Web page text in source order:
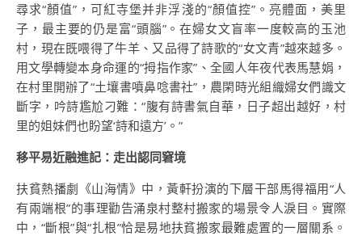
尋求“顏值”，可紅寺堡并非浮淺的“顏值控”。亮體面，美里
子，最主要的仍是富“頭腦”。在婦女文盲率一度較高的玉池
村，現在既喂得了牛羊、又品得了詩歌的“女文青”越來越多。
用文學轉變本身命運的“拇指作家”、全國人年夜代表馬慧娟，
在村里開辦了“土壤書噴鼻唸書社”，農閑時光組織婦女們識文
斷字，吟詩尷尬刁難：“腹有詩書氣自華，日子超出越好，村
里的姐妹們也盼望‘詩和遠方’。”
移平易近融進記：走出認同窘境
扶貧熱播劇《山海情》中，黃軒扮演的下層干部馬得福用“人
有兩端根”的事理勸告涌泉村整村搬家的場景令人淚目。實際
中，“斷根”與“扎根”恰是易地扶貧搬家最難處置的一層關系。